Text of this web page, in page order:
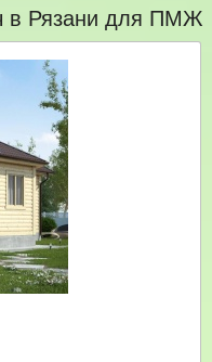
в Рязани для ПМЖ